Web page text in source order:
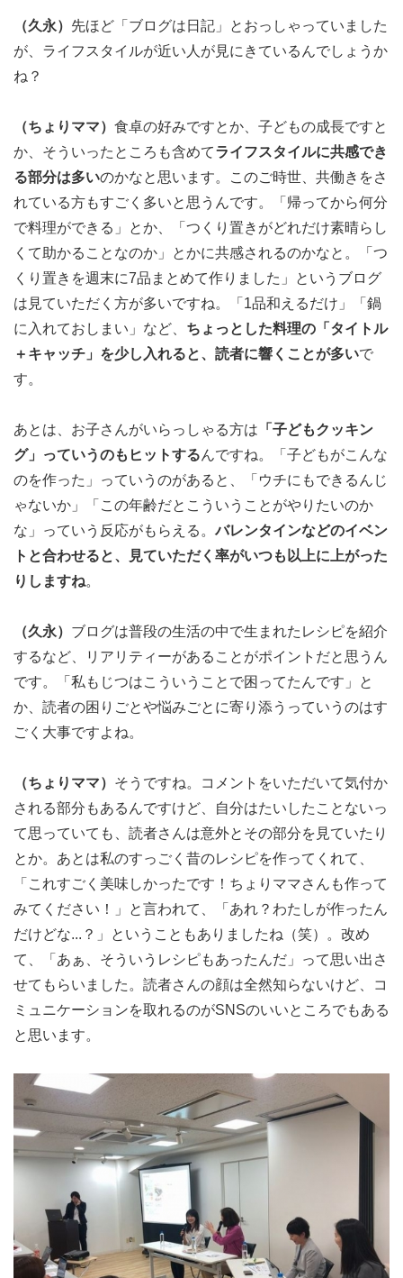
（久永） 先ほど「ブログは日記」とおっしゃっていました
が、ライフスタイルが近い人が見にきているんでしょうか
ね？
（ちょりママ） 食卓の好みですとか、子どもの成長ですと
か、そういったところも含めてライフスタイルに共感でき
る部分は多いのかなと思います。このご時世、共働きをさ
れている方もすごく多いと思うんです。「帰ってから何分
で料理ができる」とか、「つくり置きがどれだけ素晴らし
くて助かることなのか」とかに共感されるのかなと。「つ
くり置きを週末に7品まとめて作りました」というブログ
は見ていただく方が多いですね。「1品和えるだけ」「鍋
に入れておしまい」など、 ちょっとした料理の「タイトル
＋キャッチ」を少し入れると、読者に響くことが多いで
す。
あとは、お子さんがいらっしゃる方は 「子どもクッキン
グ」っていうのもヒットするんですね。「子どもがこんな
のを作った」っていうのがあると、「ウチにもできるんじ
ゃないか」「この年齢だとこういうことがやりたいのか
な」っていう反応がもらえる。バレンタインなどのイベン
トと合わせると、見ていただく率がいつも以上に上がった
りしますね。
（久永） ブログは普段の生活の中で生まれたレシピを紹介
するなど、リアリティーがあることがポイントだと思うん
です。「私もじつはこういうことで困ってたんです」と
か、読者の困りごとや悩みごとに寄り添うっていうのはす
ごく大事ですよね。
（ちょりママ） そうですね。コメントをいただいて気付か
される部分もあるんですけど、自分はたいしたことないっ
て思っていても、読者さんは意外とその部分を見ていたり
とか。あとは私のすっごく昔のレシピを作ってくれて、
「これすごく美味しかったです！ちょりママさんも作って
みてください！」と言われて、「あれ？わたしが作ったん
だけどな...？」ということもありましたね（笑）。改め
て、「あぁ、そういうレシピもあったんだ」って思い出さ
せてもらいました。読者さんの顔は全然知らないけど、コ
ミュニケーションを取れるのがSNSのいいところでもある
と思います。